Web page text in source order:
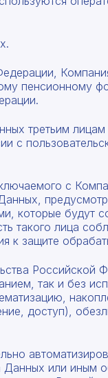
пенсионному
третьим
с
с
которые будут
такого лица
к защите
Российской
так и без
доступ),
или иным
форму ниже,
с вами в
бесплатную
актуальным
наобработку
вами свяжется
не
Произошла